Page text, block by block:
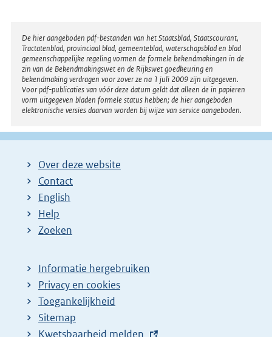
Disclaimer
De hier aangeboden pdf-bestanden van het Staatsblad, Staatscourant,
Tractatenblad, provinciaal blad, gemeenteblad, waterschapsblad en blad
gemeenschappelijke regeling vormen de formele bekendmakingen in de
zin van de Bekendmakingswet en de Rijkswet goedkeuring en
bekendmaking verdragen voor zover ze na 1 juli 2009 zijn uitgegeven.
Voor pdf-publicaties van vóór deze datum geldt dat alleen de in papieren
vorm uitgegeven bladen formele status hebben; de hier aangeboden
elektronische versies daarvan worden bij wijze van service aangeboden.
Over deze website
Contact
English
Help
Zoeken
Informatie hergebruiken
Privacy en cookies
Toegankelijkheid
Sitemap
E
Kwetsbaarheid melden